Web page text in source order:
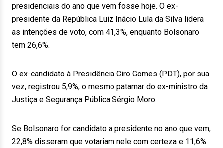
presidenciais do ano que vem fosse hoje. O ex-
presidente da República Luiz Inácio Lula da Silva lidera
as intenções de voto, com 41,3%, enquanto Bolsonaro
tem 26,6%.
O ex-candidato à Presidência Ciro Gomes (PDT), por sua
vez, registrou 5,9%, o mesmo patamar do ex-ministro da
Justiça e Segurança Pública Sérgio Moro.
Se Bolsonaro for candidato a presidente no ano que vem,
22,8% disseram que votariam nele com certeza e 11,6%